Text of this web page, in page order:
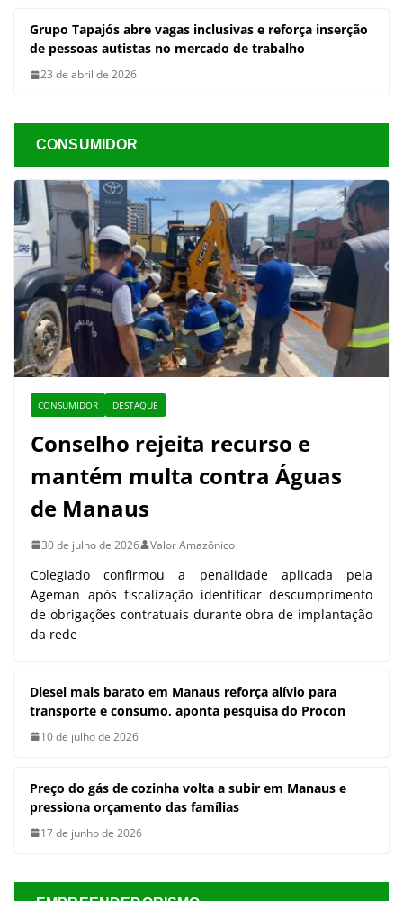
Grupo Tapajós abre vagas inclusivas
e reforça inserção de pessoas
CONSUMIDOR
Conselho rejeita recurso e
mantém multa contra Águas
de Manaus
Colegiado confirmou a penalidade aplicada pela
Ageman após fiscalização identificar descumprimento
de obrigações contratuais durante obra de implantação
Diesel mais barato em Manaus
10 de julho de 2026
orçamento das famílias